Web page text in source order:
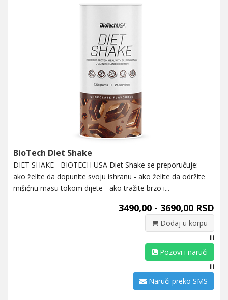
BioTech Diet Shake
DIET SHAKE - BIOTECH USA Diet Shake se preporučuje: -
ako želite da dopunite svoju ishranu - ako želite da održite
mišićnu masu tokom dijete - ako tražite brzo i...
3490,00 - 3690,00 RSD
Dodaj u korpu
ili
Pozovi i naruči
ili
Naruči preko SMS